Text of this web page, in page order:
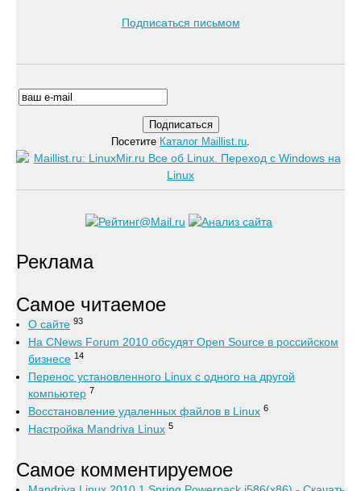
Подписаться письмом
Посетите Каталог Maillist.ru.
Реклама
Самое читаемое
О сайте 93
На CNews Forum 2010 обсудят Open Source в российском
бизнесе 14
Перенос установленного Linux с одного на другой
компьютер 7
Восстановление удаленных файлов в Linux 6
Настройка Mandriva Linux 5
Самое комментируемое